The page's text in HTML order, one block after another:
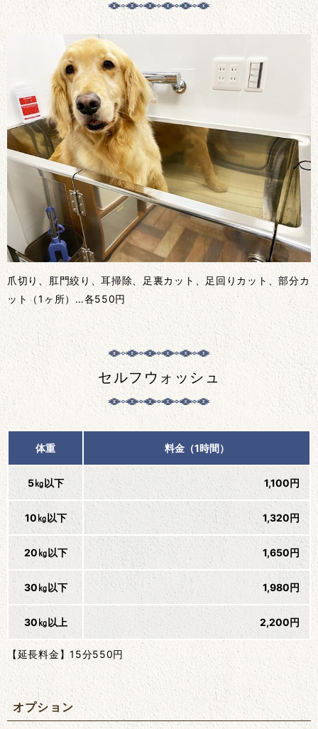
爪切り、肛門絞り、耳掃除、足裏カット、足回りカット、部分カ
ット（1ヶ所）…各550円
セルフウォッシュ
体重 料金（1時間）
5㎏以下 1,100円
10㎏以下 1,320円
20㎏以下 1,650円
30㎏以下 1,980円
30㎏以上 2,200円
【延長料金】15分550円
オプション